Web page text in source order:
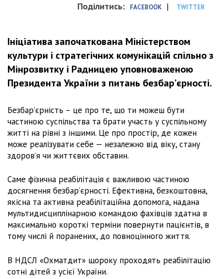
Поділитись: FACEBOOK | TWITTER
Ініціатива започаткована Міністерством
культури і стратегічних комунікацій спільно з
Мінрозвитку і Радницею уповноваженою
Президента України з питань безбар’єрності.
Безбарʼєрність – це про те, що ти можеш бути
частиною суспільства та брати участь у суспільному
житті на рівні з іншими. Це про простір, де кожен
може реалізувати себе — незалежно від віку, стану
здоров’я чи життєвих обставин.
Саме фізична реабілітація є важливою частиною
досягнення безбарʼєрності. Ефективна, безкоштовна,
якісна та активна реабілітаційна допомога, надана
мультидисциплінарною командою фахівців здатна в
максимально короткі терміни повернути пацієнтів, в
тому числі й поранених, до повноцінного життя.
В НДСЛ «Охматдит» щороку проходять реабілітацію
сотні дітей з усієї України.